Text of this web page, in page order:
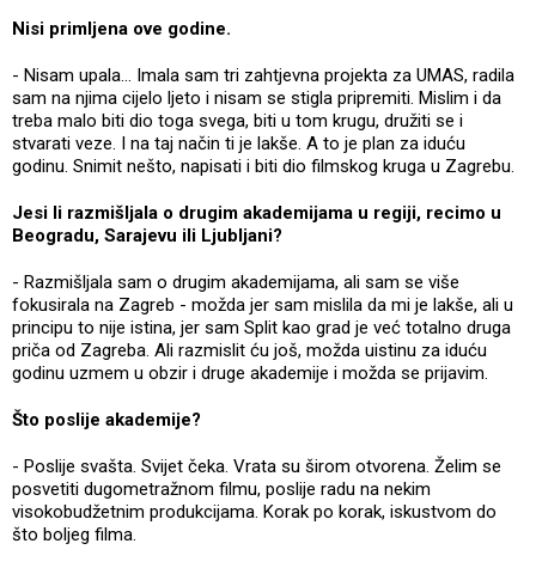
Nisi primljena ove godine.
- Nisam upala... Imala sam tri zahtjevna projekta za UMAS, radila
sam na njima cijelo ljeto i nisam se stigla pripremiti. Mislim i da
treba malo biti dio toga svega, biti u tom krugu, družiti se i
stvarati veze. I na taj način ti je lakše. A to je plan za iduću
godinu. Snimit nešto, napisati i biti dio filmskog kruga u Zagrebu.
Jesi li razmišljala o drugim akademijama u regiji, recimo u
Beogradu, Sarajevu ili Ljubljani?
- Razmišljala sam o drugim akademijama, ali sam se više
fokusirala na Zagreb - možda jer sam mislila da mi je lakše, ali u
principu to nije istina, jer sam Split kao grad je već totalno druga
priča od Zagreba. Ali razmislit ću još, možda uistinu za iduću
godinu uzmem u obzir i druge akademije i možda se prijavim.
Što poslije akademije?
- Poslije svašta. Svijet čeka. Vrata su širom otvorena. Želim se
posvetiti dugometražnom filmu, poslije radu na nekim
visokobudžetnim produkcijama. Korak po korak, iskustvom do
što boljeg filma.